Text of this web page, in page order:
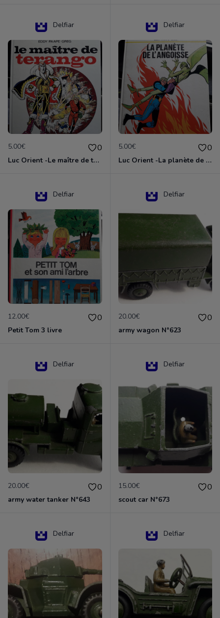
Delfiar
5.00€ 0
Luc Orient -Le maître de terango
Delfiar
5.00€ 0
Luc Orient -La planète de l'angoisse
Delfiar
12.00€ 0
Petit Tom 3 livre
Delfiar
20.00€ 0
army wagon N°623
Delfiar
20.00€ 0
army water tanker N°643
Delfiar
15.00€ 0
scout car N°673
Delfiar Delfiar